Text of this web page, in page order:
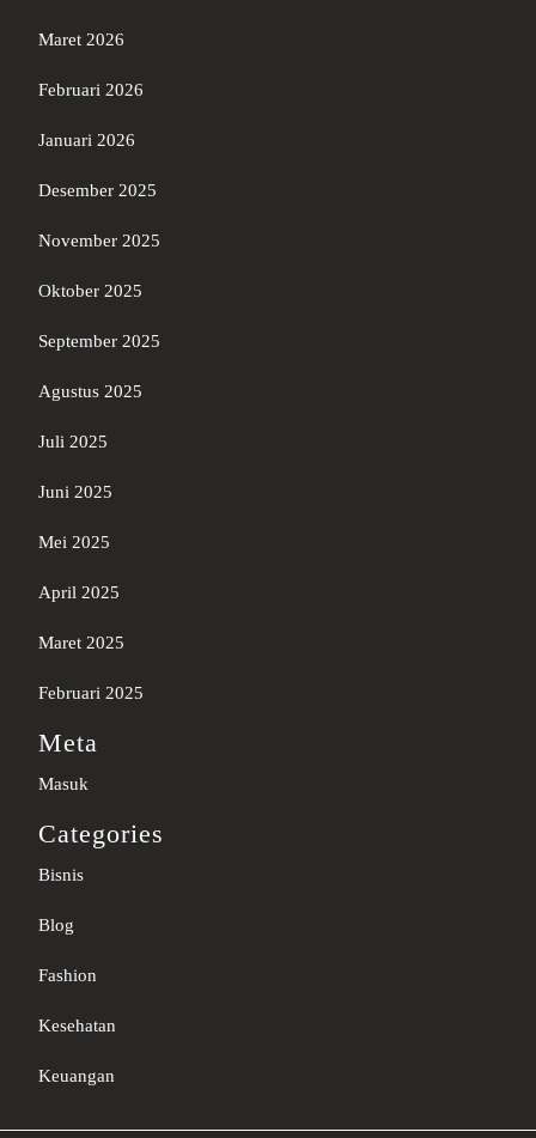
Maret 2026
Februari 2026
Januari 2026
Desember 2025
November 2025
Oktober 2025
September 2025
Agustus 2025
Juli 2025
Juni 2025
Mei 2025
April 2025
Maret 2025
Februari 2025
Meta
Masuk
Categories
Bisnis
Blog
Fashion
Kesehatan
Keuangan